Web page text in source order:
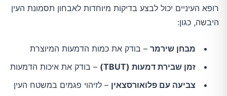
רופא העיניים יכול לבצע בדיקות מיוחדות לאבחון תסמונת העין
היבשה, כגון:
מבחן שירמר – בודק את כמות הדמעות המיוצרת
זמן שבירת דמעות (TBUT)
– בודק את איכות הדמעות
צביעה עם פלואורסצאין – לזיהוי פגמים במשטח העין